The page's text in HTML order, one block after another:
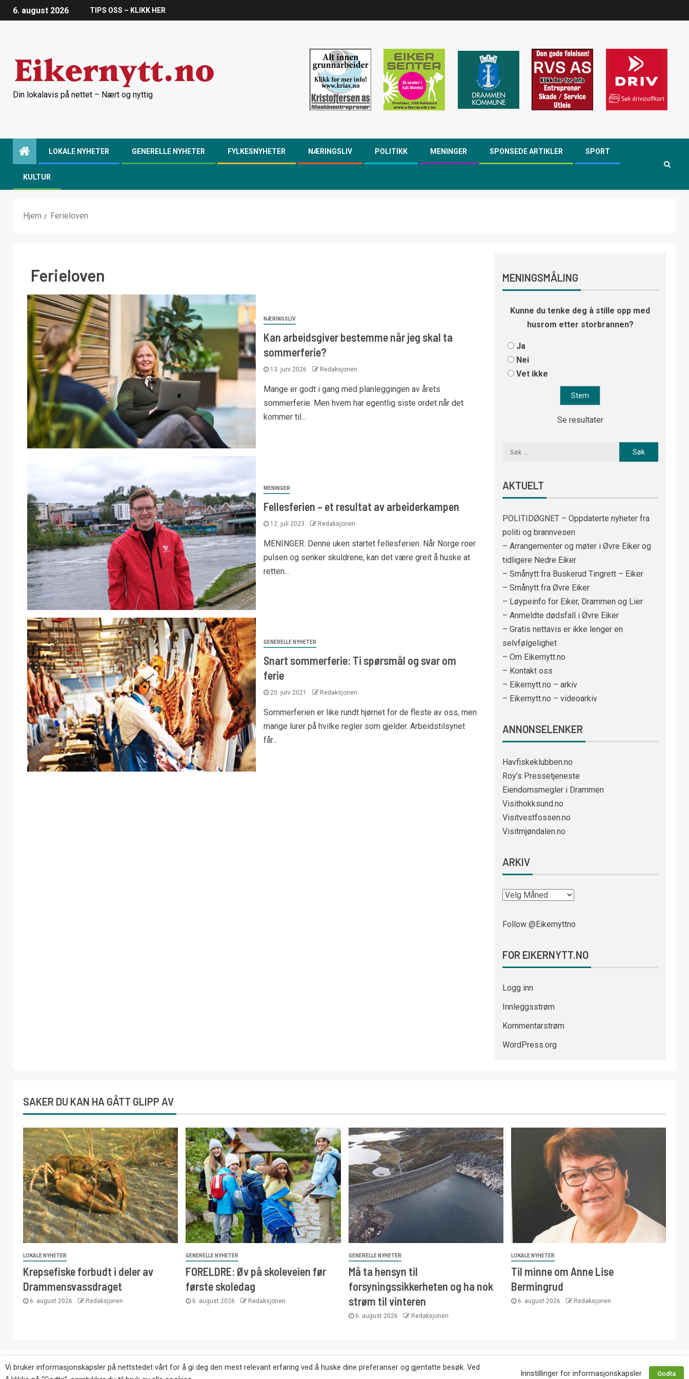
6. august 2026 TIPS OSS – KLIKK HER
Din lokalavis på nettet – Nært og nyttig
LOKALE NYHETER GENERELLE NYHETER FYLKESNYHETER NÆRINGSLIV POLITIKK MENINGER SPONSEDE ARTIKLER SPORT
KULTUR
Hjem Ferieloven
Ferieloven
NÆRINGSLIV
Kan arbeidsgiver bestemme når jeg skal ta
sommerferie?
13. juni 2026 Redaksjonen
Mange er godt i gang med planleggingen av årets
sommerferie. Men hvem har egentlig siste ordet når det
kommer til...
MENINGER
Fellesferien – et resultat av arbeiderkampen
12. juli 2023 Redaksjonen
MENINGER: Denne uken startet fellesferien. Når Norge roer
pulsen og senker skuldrene, kan det være greit å huske at
retten...
GENERELLE NYHETER
Snart sommerferie: Ti spørsmål og svar om
ferie
20. juni 2021 Redaksjonen
Sommerferien er like rundt hjørnet for de fleste av oss, men
mange lurer på hvilke regler som gjelder. Arbeidstilsynet
får...
MENINGSMÅLING
Kunne du tenke deg å stille opp med
husrom etter storbrannen?
Ja
Nei
Vet ikke
Se resultater
AKTUELT
POLITIDØGNET – Oppdaterte nyheter fra
politi og brannvesen
– Arrangementer og møter i Øvre Eiker og
tidligere Nedre Eiker
– Smånytt fra Buskerud Tingrett – Eiker
– Smånytt fra Øvre Eiker
– Løypeinfo for Eiker, Drammen og Lier
– Anmeldte dødsfall i Øvre Eiker
– Gratis nettavis er ikke lenger en
selvfølgelighet
– Om Eikernytt.no
– Kontakt oss
– Eikernytt.no – arkiv
– Eikernytt.no – videoarkiv
ANNONSELENKER
Havfiskeklubben.no
Roy’s Pressetjeneste
Eiendomsmegler i Drammen
Visithokksund.no
Visitvestfossen.no
Visitmjøndalen.no
ARKIV
Follow @Eikernyttno
FOR EIKERNYTT.NO
Logg inn
Innleggsstrøm
Kommentarstrøm
WordPress.org
SAKER DU KAN HA GÅTT GLIPP AV
LOKALE NYHETER
Krepsefiske forbudt i deler av
Drammensvassdraget
6. august 2026 Redaksjonen
GENERELLE NYHETER
FORELDRE: Øv på skoleveien før
første skoledag
6. august 2026 Redaksjonen
GENERELLE NYHETER
Må ta hensyn til
forsyningssikkerheten og ha nok
strøm til vinteren
6. august 2026 Redaksjonen
LOKALE NYHETER
Til minne om Anne Lise
Bermingrud
6. august 2026 Redaksjonen
Copyright © Eikernytt.no utgis av Roy’s Pressetjeneste. Kopiering av tekst, bilder og annonser er ikke tillatt uten etter avtale med utgiver. Tlf. 92 63 86 82.
Vi bruker informasjonskapsler på nettstedet vårt for å gi deg den mest relevant erfaring ved å huske dine preferanser og gjentatte besøk. Ved
Innstillinger for informasjonskapsler Godta